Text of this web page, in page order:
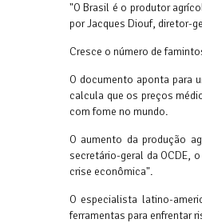
"O Brasil é o produtor
por Jacques Diouf, diretor-
Cresce o número de
O documento aponta para
calcula que os preços
com fome no mundo.
O aumento da produção
secretário-geral da OCDE,
crise econômica".
O especialista latino-
ferramentas para enfrentar